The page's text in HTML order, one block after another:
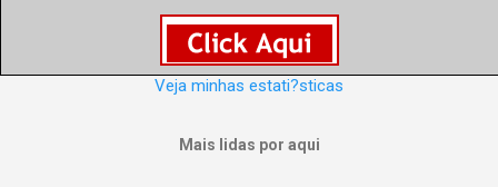
Veja minhas estati?sticas
Mais lidas por aqui